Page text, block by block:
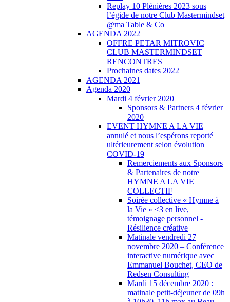
Replay 10 Plénières 2023 sous
l’égide de notre Club Mastermindset
@ma Table & Co
AGENDA 2022
OFFRE PETAR MITROVIC
CLUB MASTERMINDSET
RENCONTRES
Prochaines dates 2022
AGENDA 2021
Agenda 2020
Mardi 4 février 2020
Sponsors & Partners 4 février
2020
EVENT HYMNE A LA VIE
annulé et nous l’espérons reporté
ultérieurement selon évolution
COVID-19
Remerciements aux Sponsors
& Partenaires de notre
HYMNE A LA VIE
COLLECTIF
Soirée collective « Hymne à
la Vie » <3 en live,
témoignage personnel -
Résilience créative
Matinale vendredi 27
novembre 2020 – Conférence
interactive numérique avec
Emmanuel Bouchet, CEO de
Redsen Consulting
Mardi 15 décembre 2020 :
matinale petit-déjeuner de 09h